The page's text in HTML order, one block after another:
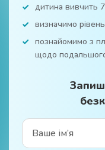
дитина вивчить
визначимо
познайомимо з
щодо